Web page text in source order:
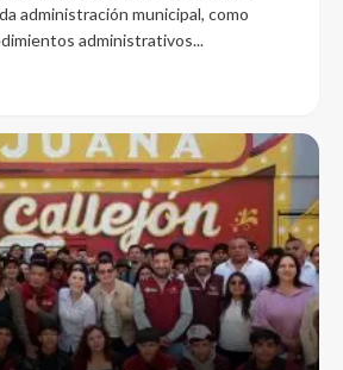
administración municipal, como
administrativos...